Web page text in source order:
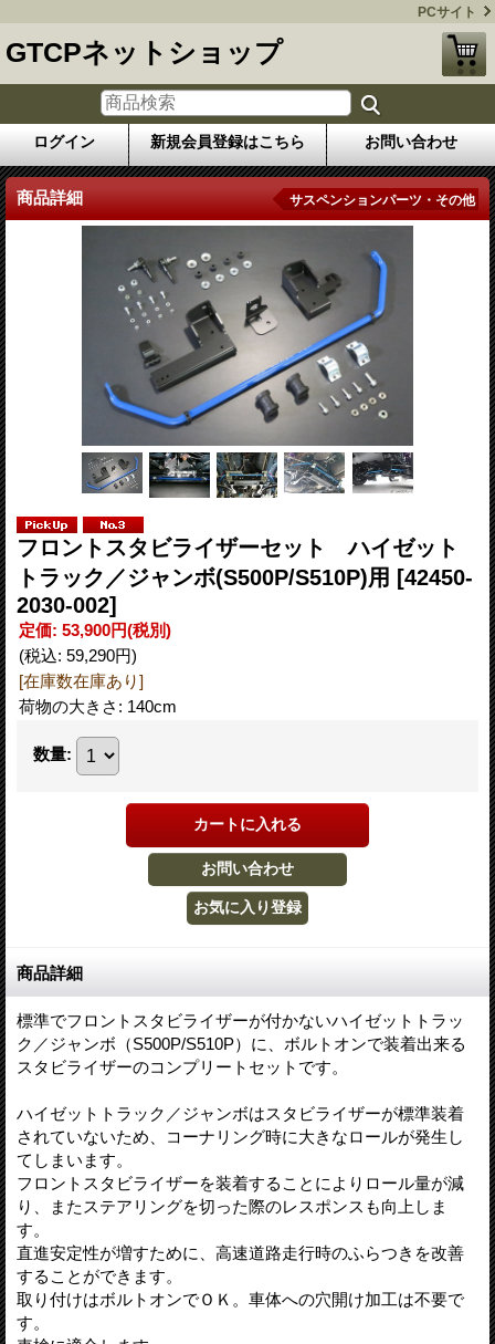
PCサイト
GTCPネットショップ
ログイン 新規会員登録はこちら お問い合わせ
商品詳細 サスペンションパーツ・その他
フロントスタビライザーセット ハイゼット
トラック／ジャンボ(S500P/S510P)用 [42450-
2030-002]
定価: 53,900円(税別)
(税込: 59,290円)
[在庫数在庫あり]
荷物の大きさ : 140cm
数量:
商品詳細
標準でフロントスタビライザーが付かないハイゼットトラッ
ク／ジャンボ（S500P/S510P）に、ボルトオンで装着出来る
スタビライザーのコンプリートセットです。
ハイゼットトラック／ジャンボはスタビライザーが標準装着
されていないため、コーナリング時に大きなロールが発生し
てしまいます。
フロントスタビライザーを装着することによりロール量が減
り、またステアリングを切った際のレスポンスも向上しま
す。
直進安定性が増すために、高速道路走行時のふらつきを改善
することができます。
取り付けはボルトオンでＯＫ。車体への穴開け加工は不要で
す。